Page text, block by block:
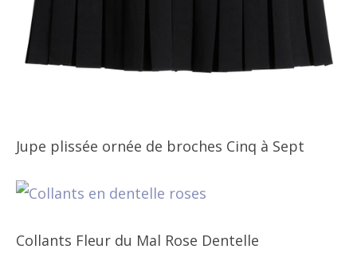
Jupe plissée ornée de broches Cinq à Sept
Collants Fleur du Mal Rose Dentelle